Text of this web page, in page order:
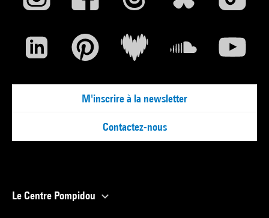
M'inscrire à la newsletter
Contactez-nous
Le Centre Pompidou